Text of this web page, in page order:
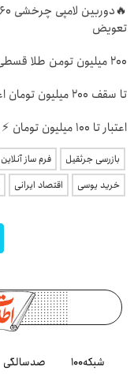
تعویض
200 میلیون تومن طلا قسطی بخر 😎😍
تا سقف 2۰۰ میلیون تومان اعتبار خرید طلا و نقره
اعتبار تا ۱۰۰ میلیون تومان ⚡ همین الان درخواست اعتبار بده ✅
بازرسی جرثقیل فرم ساز آنلاین
خرید یوسی
اقتصاد ایرانی
شبکه۱۰۰ صدسالگی